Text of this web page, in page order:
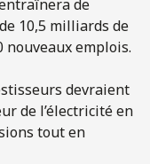
de
10,5 milliards de
nouveaux emplois.
devraient
de l’électricité en
tout en